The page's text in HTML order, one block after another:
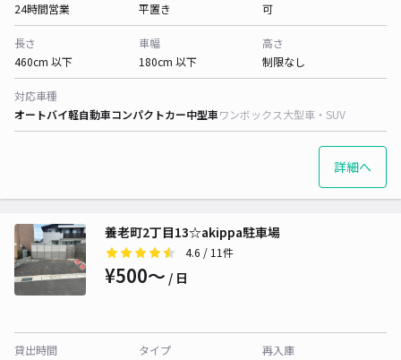
24時間営業
平置き
可
長さ
460cm 以下
車幅
180cm 以下
高さ
制限なし
対応車種
オートバイ軽自動車コンパクトカー中型車ワンボックス大型車・SUV
詳細へ
養老町2丁目13☆akippa駐車場
4.6 / 11件
¥500〜 / 日
貸出時間
タイプ
再入庫